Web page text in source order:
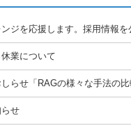
ジを応援します。採用情報を
業について
らせ「RAGの様々な手法の比
せ